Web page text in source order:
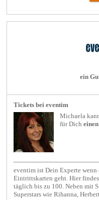
ein
Tickets bei eventim
Michaela
für Dich
eventim ist Dein Experte
Eintrittskarten geht. Hier
täglich bis zu 100. Neben mit
Superstars wie Rihanna,